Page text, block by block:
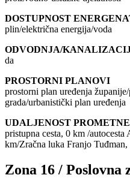
DOSTUPNOST
plin/električna energija/voda
ODVODNJA/
da
PROSTORNI PLANOVI
prostorni plan uređenja
grada/urbanistički plan uređenja
UDALJENOST
pristupna cesta, 0 km /
km/Zračna luka Franjo
Zona 16 / Poslovna